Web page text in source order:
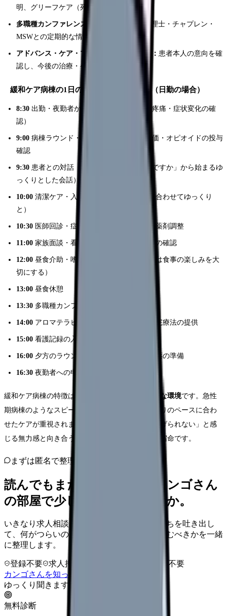
明、グリーフケア（死別後の遺族支援）
多職種カンファレンス：
医師・薬剤師・心理士・チャプレン・
MSWとの定期的な情報共有
アドバンス・ケア・プランニング（ACP）： 患者本人の意向を確
認し、今後の治療・ケアの方針を話し合う
緩和ケア病棟の1日のタイムスケジュール（日勤の場合）
8:30 出勤・夜勤者からの申し送り（夜間の疼痛・症状変化の確
認）
9:00 病棟ラウンド・バイタル測定・疼痛評価・オピオイドの投与
確認
9:30 患者との対話（「今日の調子はいかがですか」から始まるゆ
っくりとした会話）
10:00 清潔ケア・入浴介助（患者のペースに合わせてゆっくり
と）
10:30 医師回診・症状コントロールの相談・薬剤調整
11:00 家族面談・看取りに関する説明・希望の確認
12:00 昼食介助・嗜好品の提供（緩和ケアでは食事の楽しみを大
切にする）
13:00 昼食休憩
13:30 多職種カンファレンス（週1〜2回）
14:00 アロマテラピーやマッサージなどの補完療法の提供
15:00 看護記録の入力・ケアプランの見直し
16:00 夕方のラウンド・疼痛の再評価・頓用薬の準備
16:30 夜勤者への申し送り・退勤
緩和ケア病棟の特徴は、 時間に追われない穏やかな環境です。急性
期病棟のようなスピード感はなく、患者一人ひとりのペースに合わ
せたケアが重視されます。その分、「何もしてあげられない」と感
じる無力感と向き合うことも、緩和ケア看護師の宿命です。
まずは匿名で整理
読んでもまだ苦しいなら、カンゴさん
の部屋で少し話してみませんか。
いきなり求人相談には進みません。今の気持ちを吐き出し
て、何がつらいのか、辞めるべきか、少し休むべきかを一緒
に整理します。
登録不要 求人押し売りなし
病院名は入力不要
カンゴさんを知ってから相談する
ゆっくり聞きます
無料診断